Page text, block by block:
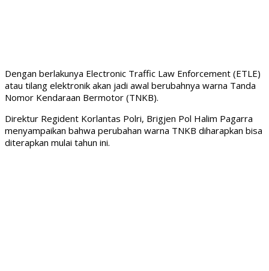
Dengan berlakunya Electronic Traffic Law Enforcement (ETLE)
atau tilang elektronik akan jadi awal berubahnya warna Tanda
Nomor Kendaraan Bermotor (TNKB).
Direktur Regident Korlantas Polri, Brigjen Pol Halim Pagarra
menyampaikan bahwa perubahan warna TNKB diharapkan bisa
diterapkan mulai tahun ini.